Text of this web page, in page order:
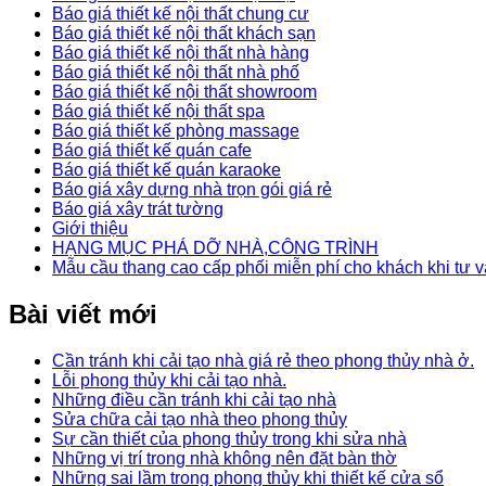
Báo giá thiết kế nội thất chung cư
Báo giá thiết kế nội thất khách sạn
Báo giá thiết kế nội thất nhà hàng
Báo giá thiết kế nội thất nhà phố
Báo giá thiết kế nội thất showroom
Báo giá thiết kế nội thất spa
Báo giá thiết kế phòng massage
Báo giá thiết kế quán cafe
Báo giá thiết kế quán karaoke
Báo giá xây dựng nhà trọn gói giá rẻ
Báo giá xây trát tường
Giới thiệu
HẠNG MỤC PHÁ DỠ NHÀ,CÔNG TRÌNH
Mẫu cầu thang cao cấp phối miễn phí cho khách khi tư
Bài viết mới
Cần tránh khi cải tạo nhà giá rẻ theo phong thủy nhà ở.
Lỗi phong thủy khi cải tạo nhà.
Những điều cần tránh khi cải tạo nhà
Sửa chữa cải tạo nhà theo phong thủy
Sự cần thiết của phong thủy trong khi sửa nhà
Những vị trí trong nhà không nên đặt bàn thờ
Những sai lầm trong phong thủy khi thiết kế cửa sổ